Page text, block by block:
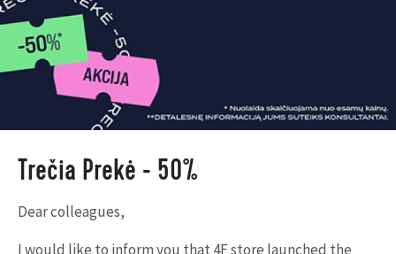
Trečia Prekė - 50%
Dear colleagues,
I would like to inform you that 4F store launched the